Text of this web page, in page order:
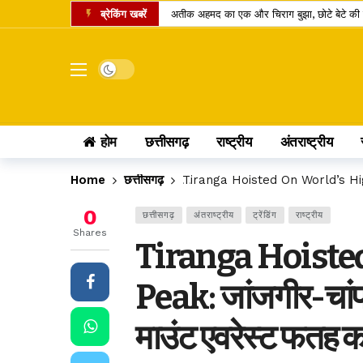
ब्रेकिंग खबरें अतीक अहमद का एक और चिराग बुझा, छोटे बेटे की
चंद्र ग्रहण 2026: क्या रक्षाबंधन के दिन भारत में
छत्तीसगढ़ में 10 टोल प्लाजा पर बढ़ी दरें, सफर के
आत्मानंद स्कूलों में शिक्षक भर्ती का बदला तरीका, अब
होटल में गहने चोरी होने पर उपभोक्ता आयोग का
छत्तीसगढ़ में खाद्य सुरक्षा व्यवस्था पर सवाल: 14
Dark mode
होम छत्तीसगढ़ राष्ट्रीय अंतराष्ट्रीय
Home छत्तीसगढ़ Tiranga Hoisted On World’s
छत्तीसगढ़ अंतराष्ट्रीय ट्रेंडिंग राष्ट्रीय
Tiranga
Peak: जांजगीर-
माउंट एवरेस्ट फतह
0
Shares